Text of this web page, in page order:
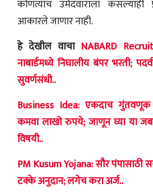
कोणत्याच उमेदवाराला
आकारले जाणार नाही.
हे देखील वाचा NABARD
नाबार्डमध्ये निघालीय बंपर भरती;
सुवर्णसंधी..
Business Idea: एकदाच गुंतवणूक
कमवा लाखो रुपये; जाणून घ्या या
विषयी..
PM Kusum Yojana: सौर पंपासाठी
टक्के अनुदान; लगेच करा अर्ज..